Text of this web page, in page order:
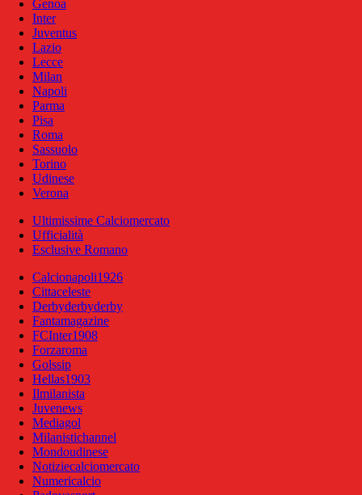
Genoa
Inter
Juventus
Lazio
Lecce
Milan
Napoli
Parma
Pisa
Roma
Sassuolo
Torino
Udinese
Verona
Ultimissime Calciomercato
Ufficialità
Esclusive Romano
Calcionapoli1926
Cittaceleste
Derbyderbyderby
Fantamagazine
FCInter1908
Forzaroma
Golssip
Hellas1903
Ilmilanista
Juvenews
Mediagol
Milanistichannel
Mondoudinese
Notiziecalciomercato
Numericalcio